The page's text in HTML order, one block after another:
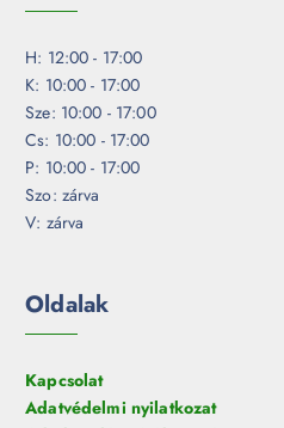
H: 12:00 - 17:00
K: 10:00 - 17:00
Sze: 10:00 - 17:00
Cs: 10:00 - 17:00
P: 10:00 - 17:00
Szo: zárva
V: zárva
Oldalak
Kapcsolat
Adatvédelmi nyilatkozat